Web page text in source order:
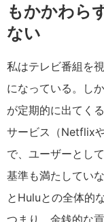
もかかわら
ない
私はテレビ番組を
になっている。し
が定期的に出てく
サービス（Netflix
で、ユーザーとし
基準も満たしてい
とHuluとの全体的
つまり、金銭的な